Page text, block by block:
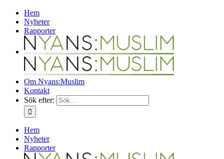
Hem
Nyheter
Rapporter
Om Nyans:Muslim
Kontakt
Sök efter:
Hem
Nyheter
Rapporter